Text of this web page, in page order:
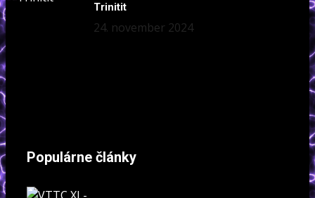
Trinitit
24. november 2024
Populárne články